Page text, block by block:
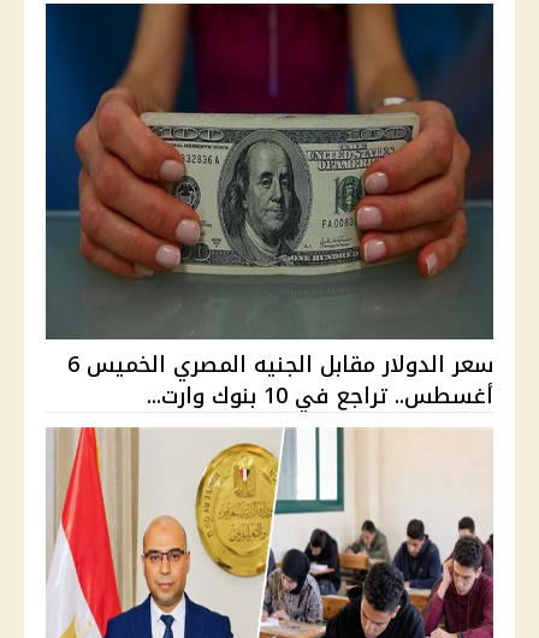
سعر الدولار مقابل الجنيه المصري الخميس 6
أغسطس.. تراجع في 10 بنوك وارت...